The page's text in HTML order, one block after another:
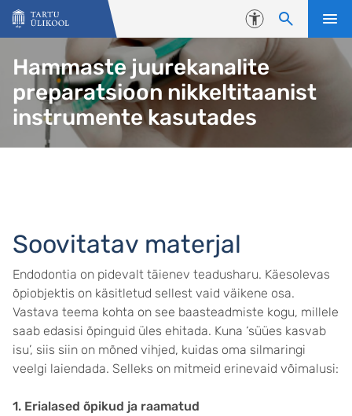
Liigu edasi põhisisu juurde
Juurdepääsetavus
Hammaste juurekanalite
preparatsioon nikkeltitaanist
instrumente kasutades
Soovitatav materjal
Endodontia on pidevalt täienev teadusharu. Käesolevas
õpiobjektis on käsitletud sellest vaid väikene osa.
Vastava teema kohta on see baasteadmiste kogu, millele
saab edasisi õpinguid üles ehitada. Kuna ‘süües kasvab
isu’, siis siin on mõned vihjed, kuidas oma silmaringi
veelgi laiendada. Selleks on mitmeid erinevaid võimalusi:
1. Erialased õpikud ja raamatud